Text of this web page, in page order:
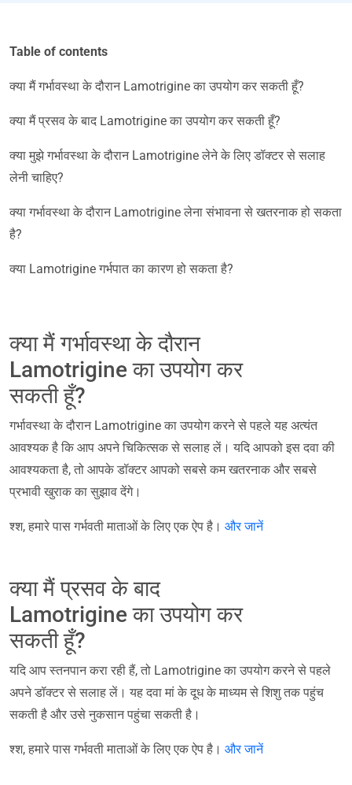
Table of contents
क्या मैं गर्भावस्था के दौरान Lamotrigine का उपयोग कर सकती हूँ?
क्या मैं प्रसव के बाद Lamotrigine का उपयोग कर सकती हूँ?
क्या मुझे गर्भावस्था के दौरान Lamotrigine लेने के लिए डॉक्टर से सलाह
लेनी चाहिए?
क्या गर्भावस्था के दौरान Lamotrigine लेना संभावना से खतरनाक हो सकता
है?
क्या Lamotrigine गर्भपात का कारण हो सकता है?
क्या मैं गर्भावस्था के दौरान
Lamotrigine का उपयोग कर
सकती हूँ?
गर्भावस्था के दौरान Lamotrigine का उपयोग करने से पहले यह अत्यंत
आवश्यक है कि आप अपने चिकित्सक से सलाह लें। यदि आपको इस दवा की
आवश्यकता है, तो आपके डॉक्टर आपको सबसे कम खतरनाक और सबसे
प्रभावी खुराक का सुझाव देंगे।
श्श, हमारे पास गर्भवती माताओं के लिए एक ऐप है। और जानें
क्या मैं प्रसव के बाद
Lamotrigine का उपयोग कर
सकती हूँ?
यदि आप स्तनपान करा रही हैं, तो Lamotrigine का उपयोग करने से पहले
अपने डॉक्टर से सलाह लें। यह दवा मां के दूध के माध्यम से शिशु तक पहुंच
सकती है और उसे नुकसान पहुंचा सकती है।
श्श, हमारे पास गर्भवती माताओं के लिए एक ऐप है। और जानें